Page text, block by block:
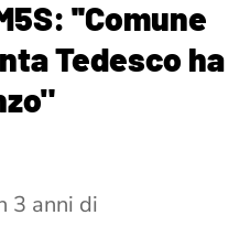
''Comune
Tedesco ha
3 anni di